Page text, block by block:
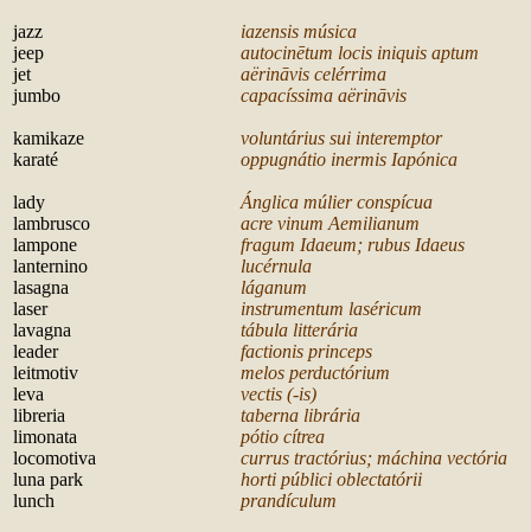
jazz
iazensis música
jeep
autocinētum locis iniquis aptum
jet
aërināvis celérrima
jumbo
capacíssima aërināvis
kamikaze
voluntárius sui interemptor
karaté
oppugnátio inermis Iapónica
lady
Ánglica múlier conspícua
lambrusco
acre vinum Aemilianum
lampone
fragum Idaeum; rubus Idaeus
lanternino
lucérnula
lasagna
láganum
laser
instrumentum laséricum
lavagna
tábula litterária
leader
factionis princeps
leitmotiv
melos perductórium
leva
vectis (-is)
libreria
taberna librária
limonata
pótio cítrea
locomotiva
currus tractórius; máchina vectória
luna park
horti públici oblectatórii
lunch
prandículum